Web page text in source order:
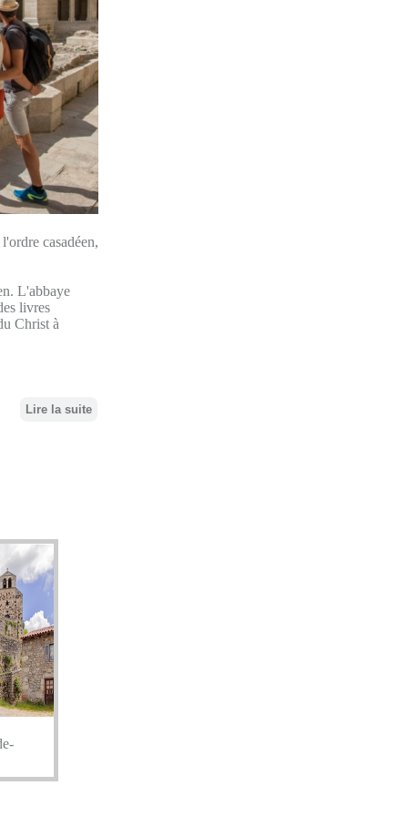
casadéen,
L'abbaye
livres
Christ à
Lire la suite